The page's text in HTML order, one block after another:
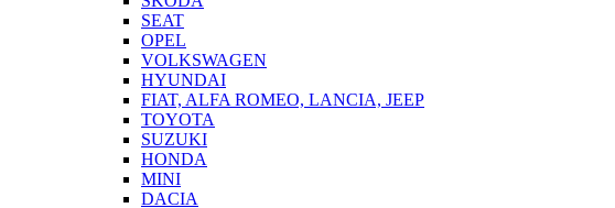
SEAT
OPEL
VOLKSWAGEN
HYUNDAI
FIAT, ALFA ROMEO, LANCIA, JEEP
TOYOTA
SUZUKI
HONDA
MINI
DACIA